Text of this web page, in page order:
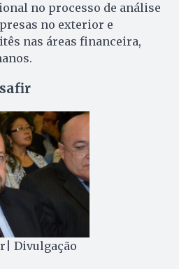
no processo de análise
no exterior e
nas áreas financeira,
Divulgação